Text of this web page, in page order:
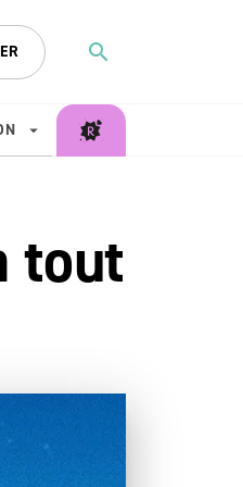
search
arrow_drop_down
search
tout